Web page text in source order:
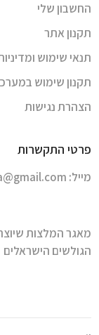
החשבון שלי
תקנון אתר
תנאי שימוש
תקנון שימוש
הצהרת נגישות
פרטי התקשרות
מייל:
מאגר המלצות
הגולשים הישראלים